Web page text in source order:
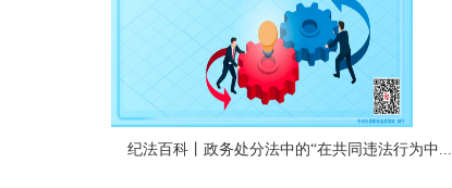
纪法百科丨政务处分法中的“在共同违法行为中...